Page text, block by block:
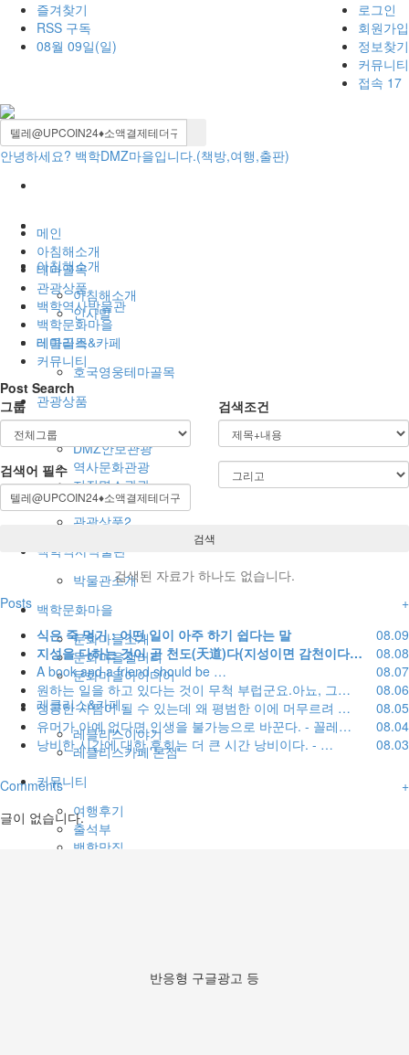
즐겨찾기
RSS 구독
08월 09일(일)
로그인
회원가입
정보찾기
커뮤니티
접속 17
안녕하세요? 백학DMZ마을입니다.(책방,여행,출판)
아침해소개
아침해소개
인사말
테마골목
호국영웅테마골목
관광상품
DMZ안보관광
역사문화관광
지질명소관광
백학8경
관광상품2
백학역사박물관
박물관소개
백학문화마을
문화마을소개
문화마을갤러리
문화마을아이디어
레클리스&카페
레클리스이야기
레클리스카페'본점'
커뮤니티
여행후기
출석부
백학맛집
메인
아침해소개
테마골목
관광상품
백학역사박물관
백학문화마을
레클리스&카페
커뮤니티
Post Search
그룹
검색조건
검색어 필수
검색
검색된 자료가 하나도 없습니다.
+
Posts
08.09
식은 죽 먹기 : 어떤 일이 아주 하기 쉽다는 말
08.08
지성을 다하는 것이 곧 천도(天道)다(지성이면 감천이다…
08.07
A book and a friend should be …
08.06
원하는 일을 하고 있다는 것이 무척 부럽군요.아뇨, 그…
08.05
성공한 사람이 될 수 있는데 왜 평범한 이에 머무르려 …
08.04
유머가 아예 없다면 인생을 불가능으로 바꾼다. - 꼴레…
08.03
낭비한 시간에 대한 후회는 더 큰 시간 낭비이다. - …
+
Comments
글이 없습니다.
반응형 구글광고 등